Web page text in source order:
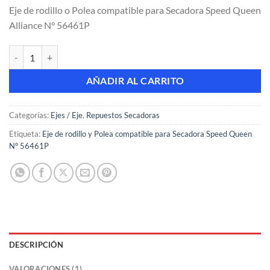
base a
valoración
de un
original
era:
actual
Eje de rodillo o Polea compatible para Secadora Speed Queen
Alliance N° 56461P
AÑADIR AL CARRITO
Categorías: Ejes / Eje, Repuestos Secadoras
Etiqueta: Eje de rodillo y Polea compatible para Secadora Speed Queen
N° 56461P
DESCRIPCIÓN